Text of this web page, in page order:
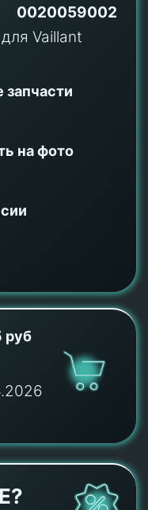
0020059002
запчасти
на фото
руб